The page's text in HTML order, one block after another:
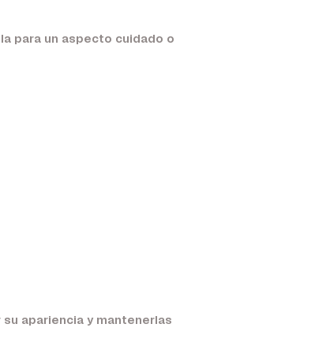
para un aspecto cuidado o
apariencia y mantenerlas